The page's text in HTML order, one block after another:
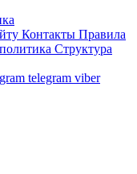
Контакты Правила
Структура
telegram viber